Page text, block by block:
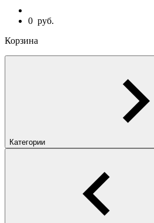
0 руб.
Корзина
Категории